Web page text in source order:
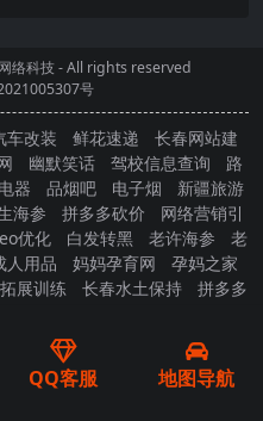
络科技- All rights reserved
号
车改装 鲜花速递
长春网站建
幽默笑话 驾校信息查询
路
器 品烟吧 电子烟
新疆旅游
海参 拼多多砍价
网络营销引
优化 白发转黑 老许海参
老
人用品 妈妈孕育网
孕妈之家
展训练 长春水土保持
拼多多
QQ客服 地图导航